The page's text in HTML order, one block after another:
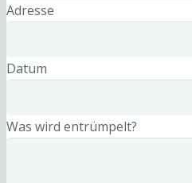
Adresse
Datum
Was wird entrümpelt?